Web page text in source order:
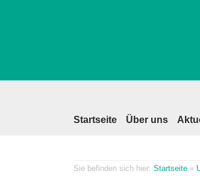
Startseite Über uns
Startseite »